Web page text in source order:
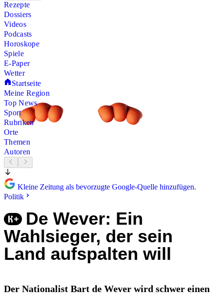
Rezepte
Dossiers
Videos
Podcasts
Horoskope
Spiele
E-Paper
Wetter
Startseite
Meine Region
Top News
Sport
Rubriken
Orte
Themen
Autoren
Kleine Zeitung als bevorzugte Google-Quelle hinzufügen.
Politik
De Wever: Ein
Wahlsieger, der sein
Land aufspalten will
Der Nationalist Bart de Wever wird schwer einen